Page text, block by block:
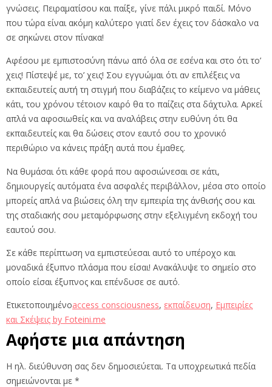
γνώσεις. Πειραματίσου και παίξε, γίνε πάλι μικρό παιδί. Μόνο
που τώρα είναι ακόμη καλύτερο γιατί δεν έχεις τον δάσκαλο να
σε σηκώνει στον πίνακα!
Αφέσου με εμπιστοσύνη πάνω από όλα σε εσένα και στο ότι το’
χεις! Πίστεψέ με, το’ χεις! Σου εγγυώμαι ότι αν επιλέξεις να
εκπαιδευτείς αυτή τη στιγμή που διαβάζεις το κείμενο να μάθεις
κάτι, του χρόνου τέτοιον καιρό θα το παίζεις στα δάχτυλα. Αρκεί
απλά να αφοσιωθείς και να αναλάβεις στην ευθύνη ότι θα
εκπαιδευτείς και θα δώσεις στον εαυτό σου το χρονικό
περιθώριο να κάνεις πράξη αυτά που έμαθες.
Να θυμάσαι ότι κάθε φορά που αφοσιώνεσαι σε κάτι,
δημιουργείς αυτόματα ένα ασφαλές περιβάλλον, μέσα στο οποίο
μπορείς απλά να βιώσεις όλη την εμπειρία της άνθισής σου και
της σταδιακής σου μεταμόρφωσης στην εξελιγμένη εκδοχή του
εαυτού σου.
Σε κάθε περίπτωση να εμπιστεύεσαι αυτό το υπέροχο και
μοναδικά έξυπνο πλάσμα που είσαι! Ανακάλυψε το σημείο στο
οποίο είσαι έξυπνος και επένδυσε σε αυτό.
Ετικετοποιημένοaccess consciousness, εκπαίδευση, Εμπειρίες
και Σκέψεις by Foteini.me
Αφήστε μια απάντηση
Η ηλ. διεύθυνση σας δεν δημοσιεύεται. Τα υποχρεωτικά πεδία
σημειώνονται με *